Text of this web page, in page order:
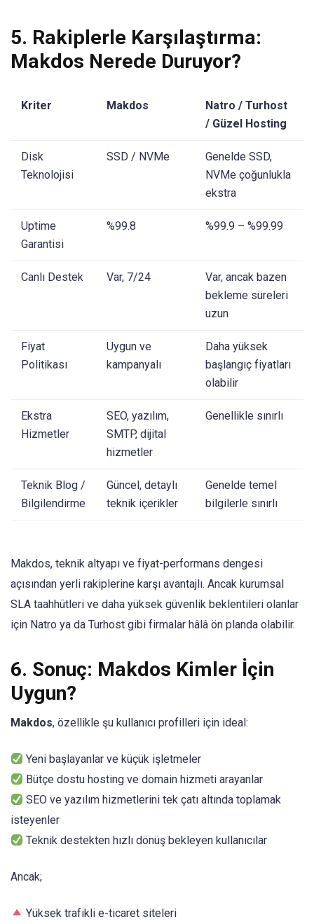
5. Rakiplerle Karşılaştırma:
Makdos Nerede Duruyor?
Kriter Makdos Natro / Turhost
/ Güzel Hosting
Disk
Teknolojisi
SSD / NVMe
Genelde SSD,
NVMe çoğunlukla
ekstra
Uptime
Garantisi
%99.8 %99.9 – %99.99
Canlı Destek Var, 7/24
Var, ancak bazen
bekleme süreleri
uzun
Fiyat
Politikası
Uygun ve
kampanyalı
Daha yüksek
başlangıç fiyatları
olabilir
Ekstra
Hizmetler
SEO, yazılım,
SMTP, dijital
hizmetler
Genellikle sınırlı
Teknik Blog /
Bilgilendirme
Güncel, detaylı
teknik içerikler
Genelde temel
bilgilerle sınırlı
Makdos, teknik altyapı ve fiyat-performans dengesi
açısından yerli rakiplerine karşı avantajlı. Ancak kurumsal
SLA taahhütleri ve daha yüksek güvenlik beklentileri olanlar
için Natro ya da Turhost gibi firmalar hâlâ ön planda olabilir.
6. Sonuç: Makdos Kimler İçin
Uygun?
Makdos, özellikle şu kullanıcı profilleri için ideal:
Yeni başlayanlar ve küçük işletmeler
Bütçe dostu hosting ve domain hizmeti arayanlar
SEO ve yazılım hizmetlerini tek çatı altında toplamak
isteyenler
Teknik destekten hızlı dönüş bekleyen kullanıcılar
Ancak;
Yüksek trafikli e-ticaret siteleri